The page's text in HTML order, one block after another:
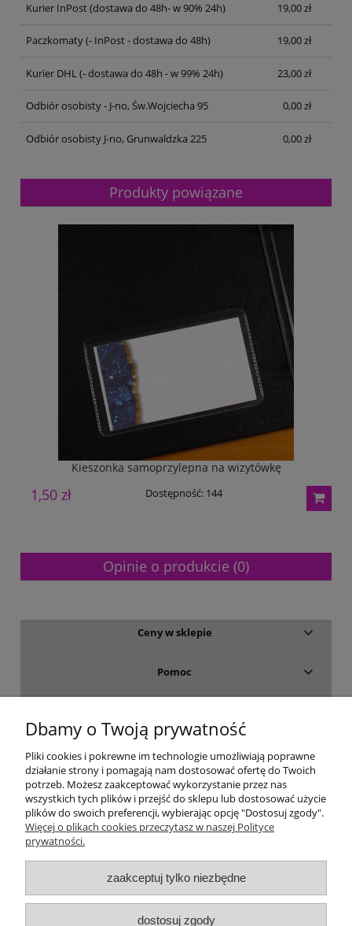
Kurier InPost(dostawa do 48h- w 90% 24h) 19,00 zł
Paczkomaty(- InPost - dostawa do 48h) 19,00 zł
Kurier DHL(- dostawa do 48h - w 99% 24h) 23,00 zł
Odbiór osobisty - J-no, Św.Wojciecha 95 0,00 zł
Odbiór osobisty J-no, Grunwaldzka 225 0,00 zł
Produkty powiązane
Kieszonka samoprzylepna na wizytówkę
1,50 zł Dostępność: 144
Opinie o produkcie (0)
Ceny w sklepie
Pomoc
Moje konto
Gwarancja i zwroty
O firmie
Dbamy o Twoją prywatność
Pliki cookies i pokrewne im technologie umożliwiają poprawne
działanie strony i pomagają nam dostosować ofertę do Twoich
potrzeb. Możesz zaakceptować wykorzystanie przez nas
wszystkich tych plików i przejść do sklepu lub dostosować użycie
plików do swoich preferencji, wybierając opcję "Dostosuj zgody".
Więcej o plikach cookies przeczytasz w naszej Polityce
prywatności.
zaakceptuj tylko niezbędne
dostosuj zgody